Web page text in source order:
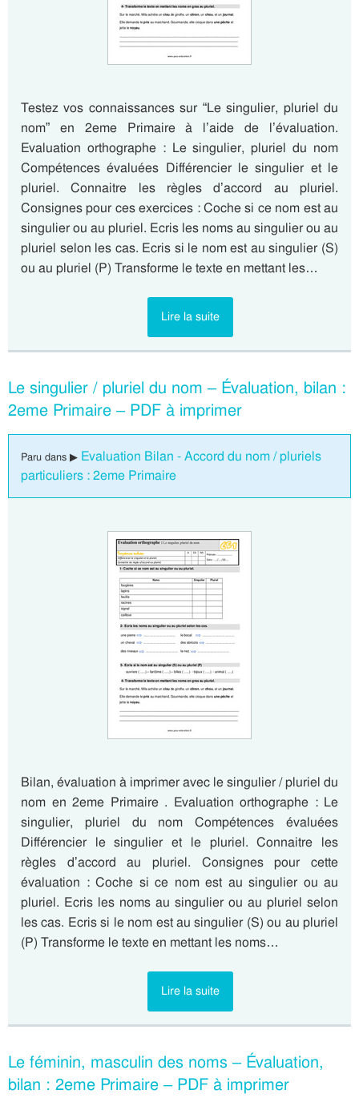
Testez vos connaissances sur “Le singulier, pluriel du
nom” en 2eme Primaire à l’aide de l’évaluation.
Evaluation orthographe : Le singulier, pluriel du nom
Compétences évaluées Différencier le singulier et le
pluriel. Connaitre les règles d’accord au pluriel.
Consignes pour ces exercices : Coche si ce nom est au
singulier ou au pluriel. Ecris les noms au singulier ou au
pluriel selon les cas. Ecris si le nom est au singulier (S)
ou au pluriel (P) Transforme le texte en mettant les…
Lire la suite
Le singulier / pluriel du nom – Évaluation, bilan :
2eme Primaire – PDF à imprimer
Paru dans ▶ Evaluation Bilan - Accord du nom / pluriels
particuliers : 2eme Primaire
Bilan, évaluation à imprimer avec le singulier / pluriel du
nom en 2eme Primaire . Evaluation orthographe : Le
singulier, pluriel du nom Compétences évaluées
Différencier le singulier et le pluriel. Connaitre les
règles d’accord au pluriel. Consignes pour cette
évaluation : Coche si ce nom est au singulier ou au
pluriel. Ecris les noms au singulier ou au pluriel selon
les cas. Ecris si le nom est au singulier (S) ou au pluriel
(P) Transforme le texte en mettant les noms…
Lire la suite
Le féminin, masculin des noms – Évaluation,
bilan : 2eme Primaire – PDF à imprimer